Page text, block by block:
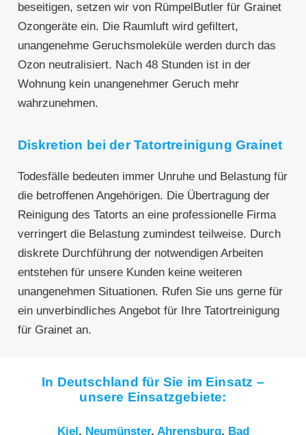
beseitigen, setzen wir von RümpelButler für Grainet
Ozongeräte ein. Die Raumluft wird gefiltert,
unangenehme Geruchsmoleküle werden durch das
Ozon neutralisiert. Nach 48 Stunden ist in der
Wohnung kein unangenehmer Geruch mehr
wahrzunehmen.
Diskretion bei der Tatortreinigung Grainet
Todesfälle bedeuten immer Unruhe und Belastung für
die betroffenen Angehörigen. Die Übertragung der
Reinigung des Tatorts an eine professionelle Firma
verringert die Belastung zumindest teilweise. Durch
diskrete Durchführung der notwendigen Arbeiten
entstehen für unsere Kunden keine weiteren
unangenehmen Situationen. Rufen Sie uns gerne für
ein unverbindliches Angebot für Ihre Tatortreinigung
für Grainet an.
In Deutschland für Sie im Einsatz –
unsere Einsatzgebiete:
Kiel , Neumünster, Ahrensburg, Bad